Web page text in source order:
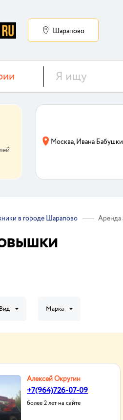
Шарапово
Москва, Ивана
в городе Шарапово Аренда
Вид Марка
Алексей Округин
+7(964)726-07-09
более 2 лет на сайте